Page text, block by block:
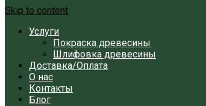
Skip to content
Услуги
Покраска древесины
Шлифовка древесины
Доставка/Оплата
О нас
Контакты
Блог